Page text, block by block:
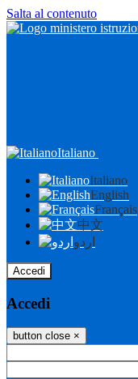
Salta al contenuto
Italiano
Italiano
English
Français
中文
اردو
Accedi
Accedi
button close ×